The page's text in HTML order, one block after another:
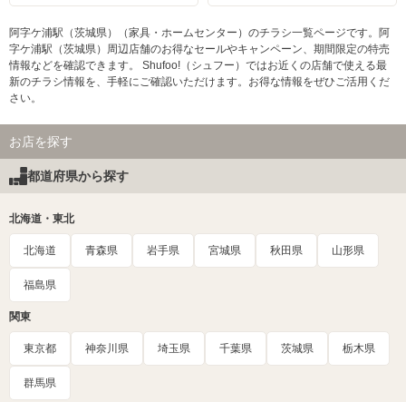
阿字ケ浦駅（茨城県）（家具・ホームセンター）のチラシ一覧ページです。阿
字ケ浦駅（茨城県）周辺店舗のお得なセールやキャンペーン、期間限定の特売
情報などを確認できます。 Shufoo!（シュフー）ではお近くの店舗で使える最
新のチラシ情報を、手軽にご確認いただけます。お得な情報をぜひご活用くだ
さい。
お店を探す
都道府県から探す
北海道・東北
北海道 青森県 岩手県 宮城県 秋田県 山形県
福島県
関東
東京都 神奈川県 埼玉県 千葉県 茨城県 栃木県
群馬県